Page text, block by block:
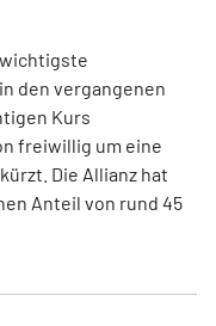
den vergangenen
Kurs
freiwillig um eine
Die Allianz hat
Anteil von rund 45